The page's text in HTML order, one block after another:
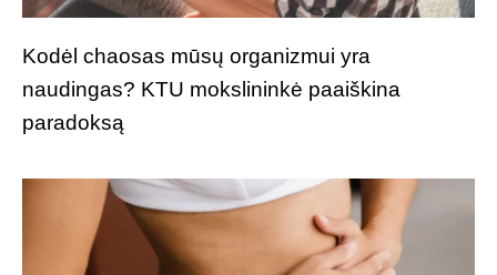
Kodėl chaosas mūsų organizmui yra
naudingas? KTU mokslininkė paaiškina
paradoksą